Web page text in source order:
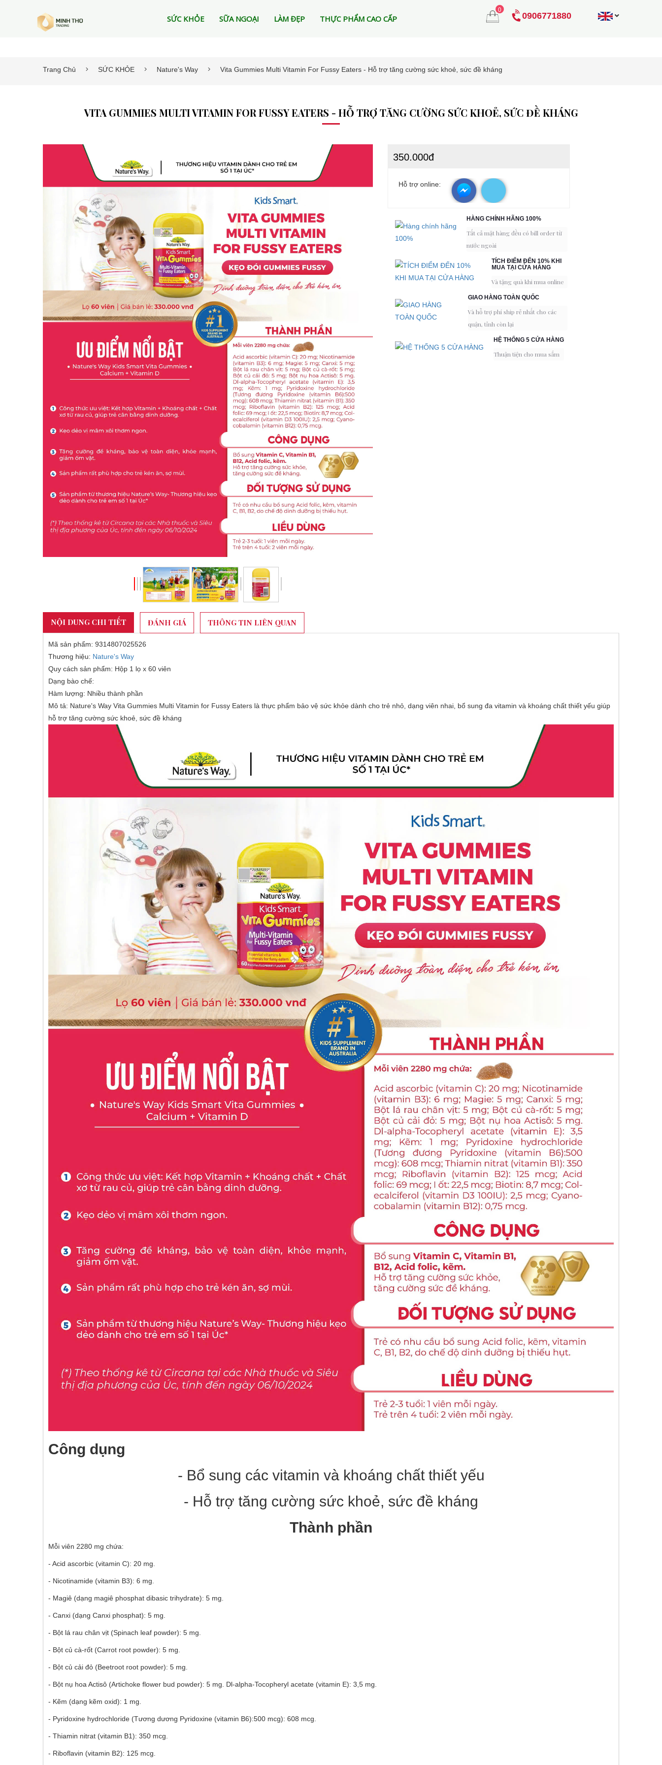
SỨC KHỎE SỮA NGOẠI LÀM ĐẸP THỰC PHẨM CAO CẤP
0
0906771880
Trang Chủ SỨC KHỎE Nature's Way Vita Gummies Multi Vitamin For Fussy Eaters - Hỗ trợ tăng cường sức khoẻ, sức đề kháng
VITA GUMMIES MULTI VITAMIN FOR FUSSY EATERS - HỖ TRỢ TĂNG CƯỜNG SỨC KHOẺ, SỨC ĐỀ KHÁNG
350.000đ
Hỗ trợ online:
HÀNG CHÍNH HÃNG 100%
Tất cả mặt hàng đều có bill order từ
nước ngoài
TÍCH ĐIỂM ĐẾN 10% KHI
MUA TẠI CỬA HÀNG
Và tặng quà khi mua online
GIAO HÀNG TOÀN QUỐC
Và hỗ trợ phí ship rẻ nhất cho các
quận, tỉnh còn lại
HỆ THỐNG 5 CỬA HÀNG
Thuận tiện cho mua sắm
NỘI DUNG CHI TIẾT ĐÁNH GIÁ THÔNG TIN LIÊN QUAN
Mã sản phẩm: 9314807025526
Thương hiệu: Nature's Way
Quy cách sản phẩm: Hộp 1 lọ x 60 viên
Dạng bào chế:
Hàm lượng: Nhiều thành phần
Mô tả: Nature's Way Vita Gummies Multi Vitamin for Fussy Eaters là thực phẩm bảo vệ sức khỏe dành cho trẻ nhỏ, dạng viên nhai, bổ sung đa vitamin và khoáng chất thiết yếu giúp
hỗ trợ tăng cường sức khoẻ, sức đề kháng
Công dụng
- Bổ sung các vitamin và khoáng chất thiết yếu
- Hỗ trợ tăng cường sức khoẻ, sức đề kháng
Thành phần
Mỗi viên 2280 mg chứa:
- Acid ascorbic (vitamin C): 20 mg.
- Nicotinamide (vitamin B3): 6 mg.
- Magiê (dạng magiê phosphat dibasic trihydrate): 5 mg.
- Canxi (dạng Canxi phosphat): 5 mg.
- Bột lá rau chân vịt (Spinach leaf powder): 5 mg.
- Bột củ cà-rốt (Carrot root powder): 5 mg.
- Bột củ cải đỏ (Beetroot root powder): 5 mg.
- Bột nụ hoa Actisô (Artichoke flower bud powder): 5 mg. Dl-alpha-Tocopheryl acetate (vitamin E): 3,5 mg.
- Kẽm (dạng kẽm oxid): 1 mg.
- Pyridoxine hydrochloride (Tương dương Pyridoxine (vitamin B6):500 mcg): 608 mcg.
- Thiamin nitrat (vitamin B1): 350 mcg.
- Riboflavin (vitamin B2): 125 mcg.